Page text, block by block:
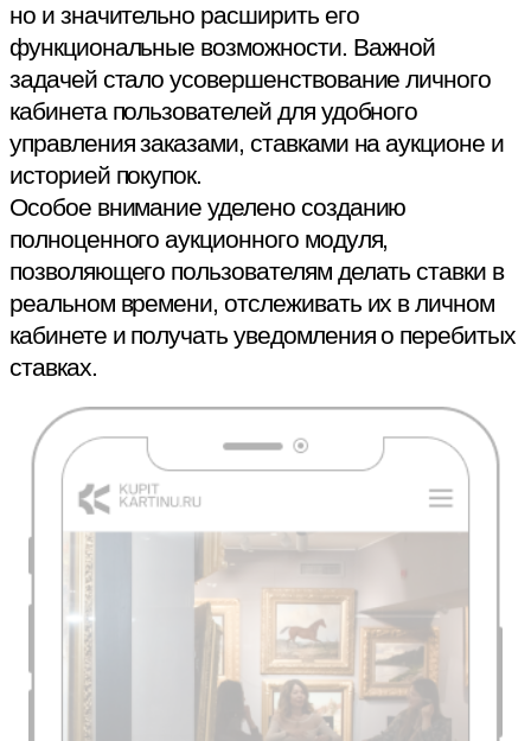
но и значительно расширить его
функциональные возможности. Важной
задачей стало усовершенствование личного
кабинета пользователей для удобного
управления заказами, ставками на аукционе и
историей покупок.
Особое внимание уделено созданию
полноценного аукционного модуля,
позволяющего пользователям делать ставки в
реальном времени, отслеживать их в личном
кабинете и получать уведомления о перебитых
ставках.